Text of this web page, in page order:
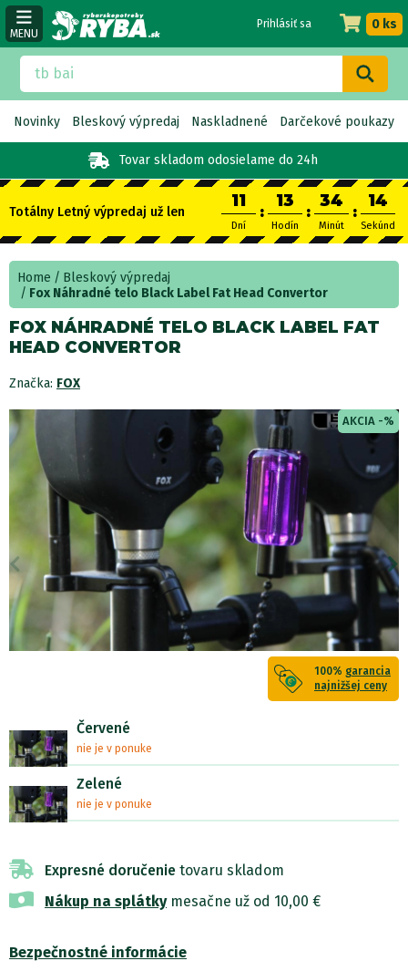
MENU
Tovar skladom odosielame do 24h
Prihlásiť sa 0 ks
Novinky Bleskový výpredaj Naskladnené Darčekové poukazy
Totálny Letný výpredaj už len
11
Dní
:
13
Hodín
:
34
Minút
:
13
Sekúnd
Home
Bleskový výpredaj
Fox Náhradné telo Black Label Fat Head Convertor
FOX NÁHRADNÉ TELO BLACK LABEL FAT
HEAD CONVERTOR
Značka: FOX
AKCIA -%
100% garancia
najnižšej ceny
Červené
nie je v ponuke
Zelené
nie je v ponuke
Expresné doručenie tovaru skladom
Nákup na splátkymesačne už od 10,00 €
Bezpečnostné informácie